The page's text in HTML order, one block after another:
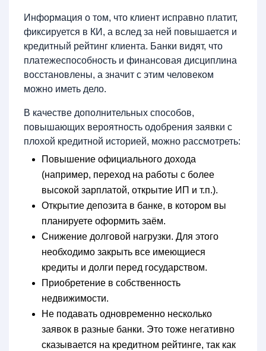
Информация о том, что клиент исправно платит,
фиксируется в КИ, а вслед за ней повышается и
кредитный рейтинг клиента. Банки видят, что
платежеспособность и финансовая дисциплина
восстановлены, а значит с этим человеком
можно иметь дело.
В качестве дополнительных способов,
повышающих вероятность одобрения заявки с
плохой кредитной историей, можно рассмотреть:
Повышение официального дохода
(например, переход на работы с более
высокой зарплатой, открытие ИП и т.п.).
Открытие депозита в банке, в котором вы
планируете оформить заём.
Снижение долговой нагрузки. Для этого
необходимо закрыть все имеющиеся
кредиты и долги перед государством.
Приобретение в собственность
недвижимости.
Не подавать одновременно несколько
заявок в разные банки. Это тоже негативно
сказывается на кредитном рейтинге, так как